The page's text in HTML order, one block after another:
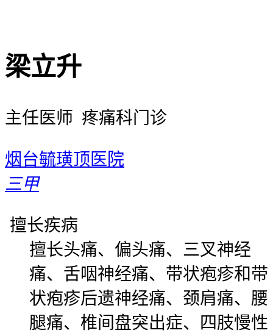
梁立升
主任医师 疼痛科门诊
烟台毓璜顶医院
三甲
擅长疾病
擅长头痛、偏头痛、三叉神经
痛、舌咽神经痛、带状疱疹和带
状疱疹后遗神经痛、颈肩痛、腰
腿痛、椎间盘突出症、四肢慢性